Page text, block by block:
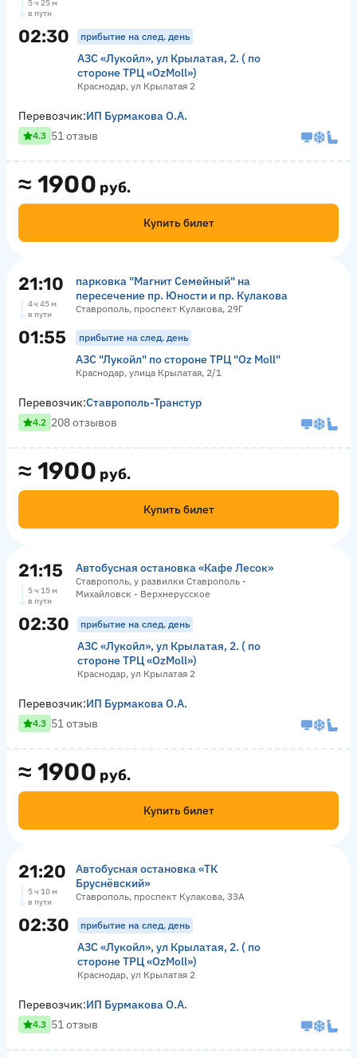
5 ч 25 м
в пути
02:30 прибытие на след. день
АЗС «Лукойл», ул Крылатая, 2. ( по
стороне ТРЦ «OzMoll»)
Краснодар, ул Крылатая 2
≈ 1900 руб.
Купить билет
Перевозчик:ИП Бурмакова О.А.
4.3 51 отзыв
21:10
парковка "Магнит Семейный" на
пересечение пр. Юности и пр. Кулакова
Ставрополь, проспект Кулакова, 29Г
4 ч 45 м
в пути
01:55 прибытие на след. день
АЗС "Лукойл" по стороне ТРЦ "Оz Moll"
Краснодар, улица Крылатая, 2/1
≈ 1900 руб.
Купить билет
Перевозчик:Ставрополь-Транстур
4.2 208 отзывов
21:15 Автобусная остановка «Кафе Лесок»
Ставрополь, у развилки Ставрополь -
Михайловск - Верхнерусское
5 ч 15 м
в пути
02:30 прибытие на след. день
АЗС «Лукойл», ул Крылатая, 2. ( по
стороне ТРЦ «OzMoll»)
Краснодар, ул Крылатая 2
≈ 1900 руб.
Купить билет
Перевозчик:ИП Бурмакова О.А.
4.3 51 отзыв
21:20
Автобусная остановка «ТК
Бруснёвский»
Ставрополь, проспект Кулакова, 33А
5 ч 10 м
в пути
02:30 прибытие на след. день
АЗС «Лукойл», ул Крылатая, 2. ( по
стороне ТРЦ «OzMoll»)
Краснодар, ул Крылатая 2
Перевозчик:ИП Бурмакова О.А.
4.3 51 отзыв